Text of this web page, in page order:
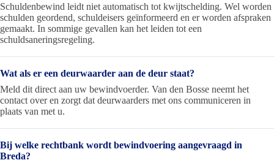
Schuldenbewind leidt niet automatisch tot kwijtschelding. Wel worden
schulden geordend, schuldeisers geïnformeerd en er worden afspraken
gemaakt. In sommige gevallen kan het leiden tot een
schuldsaneringsregeling.
Wat als er een deurwaarder aan de deur staat?
Meld dit direct aan uw bewindvoerder. Van den Bosse neemt het
contact over en zorgt dat deurwaarders met ons communiceren in
plaats van met u.
Bij welke rechtbank wordt bewindvoering aangevraagd in
Breda?